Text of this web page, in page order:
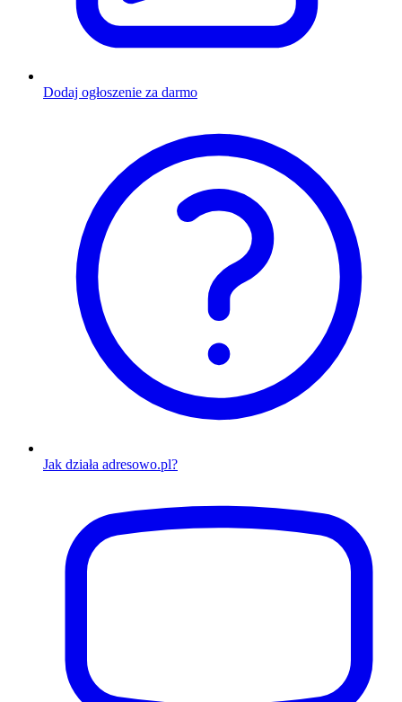
Dodaj ogłoszenie za darmo
Jak działa adresowo.pl?